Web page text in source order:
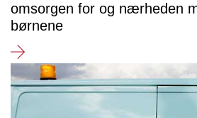
omsorgen for og nærheden
børnene